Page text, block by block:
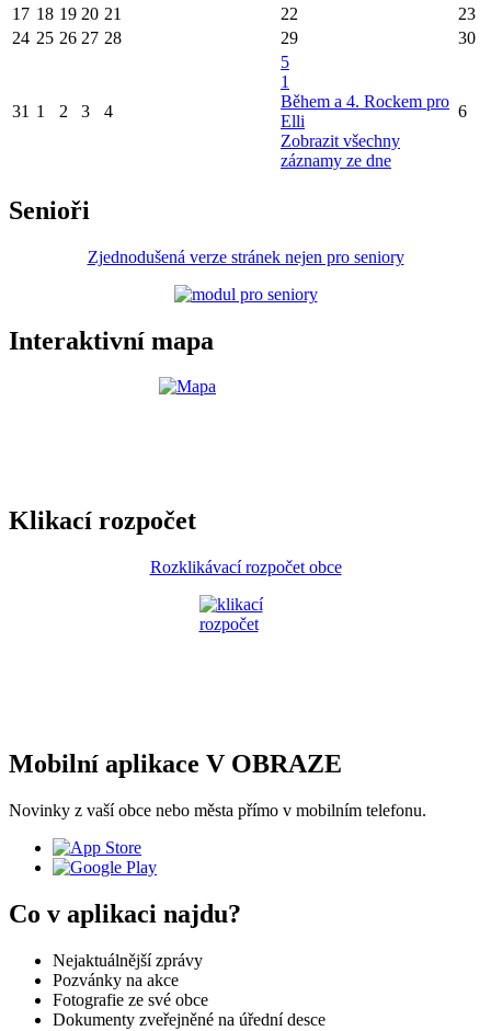
17 18 19 20 21 22
23
24 25 26 27 28 29 30
31 1 2 3 4
5
1
Během a 4. Rockem pro
Elli
Zobrazit všechny
záznamy ze dne
6
Senioři
Zjednodušená verze stránek nejen pro seniory
Interaktivní mapa
Klikací rozpočet
Rozklikávací rozpočet obce
Mobilní aplikace V OBRAZE
Novinky z vaší obce nebo města přímo v mobilním telefonu.
Co v aplikaci najdu?
Nejaktuálnější zprávy
Pozvánky na akce
Fotografie ze své obce
Dokumenty zveřejněné na úřední desce